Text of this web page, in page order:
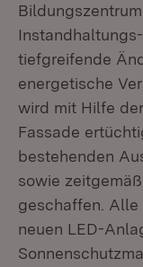
tiefgreifende
energetische
wird mit Hilfe
Fassade
bestehenden
sowie
geschaffen.
neuen LED-